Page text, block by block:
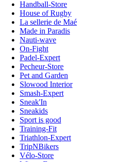
Handball-Store
House of Rugby
La sellerie de Maé
Made in Paradis
Nauti-wave
On-Fight
Padel-Expert
Pecheur-Store
Pet and Garden
Slowood Interior
Smash-Expert
Sneak'In
Sneakids
Sport is good
Training-Fit
Triathlon-Expert
TripNBikers
Vélo-Store